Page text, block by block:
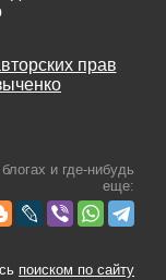
прав
и где-нибудь
еще:
поиском по сайту